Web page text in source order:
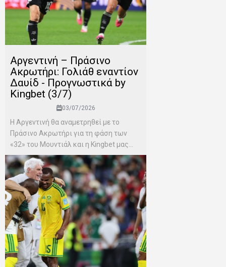
Αργεντινή – Πράσινο
Ακρωτήρι: Γολιάθ εναντίον
Δαυίδ - Προγνωστικά by
Kingbet (3/7)
03/07/2026
Η Αργεντινή θα αναμετρηθεί με το
Πράσινο Ακρωτήρι για τη φάση των
«32» του Μουντιάλ και η Kingbet μας...